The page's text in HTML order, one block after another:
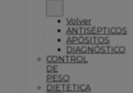
Volver
ANTISÉPTICOS
APÓSITOS
DIAGNÓSTICO
CONTROL
DE
PESO
DIETETICA